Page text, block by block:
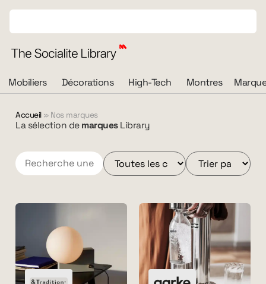
Mobiliers Décorations High-Tech Montres
Accueil» Nos marques
La sélection de marquesLibrary